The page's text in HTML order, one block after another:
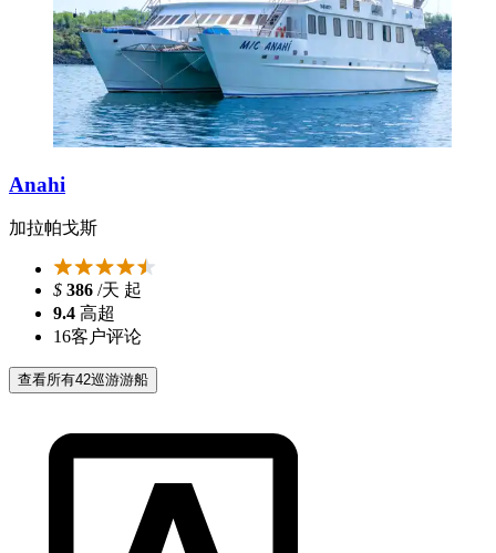
Anahi
加拉帕戈斯
$ 386 /天 起
9.4 高超
16客户评论
查看所有42巡游游船